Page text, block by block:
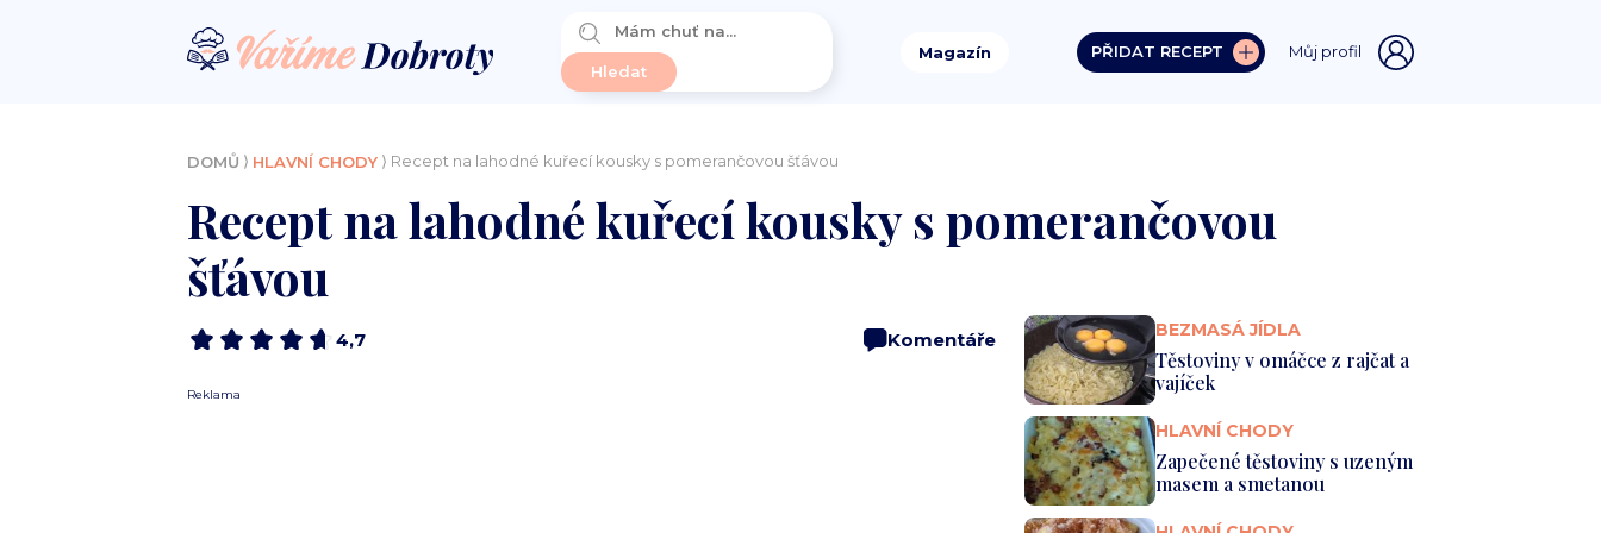
Magazín PŘIDAT RECEPT Můj profil
DOMŮ ⟩ HLAVNÍ CHODY⟩ Recept na lahodné kuřecí kousky s pomerančovou šťávou
Recept na lahodné kuřecí kousky s pomerančovou
šťávou
4,7 Komentáře
Reklama
BEZMASÁ JÍDLA
Těstoviny v omáčce z rajčat a
vajíček
HLAVNÍ CHODY
Zapečené těstoviny s uzeným
masem a smetanou